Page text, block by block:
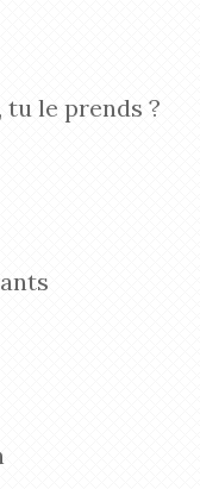
tu le prends ?